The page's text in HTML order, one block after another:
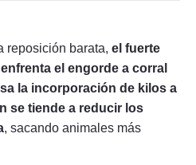
reposición barata, el fuerte
el engorde a corral
la incorporación de kilos a
se tiende a reducir los
, sacando animales más